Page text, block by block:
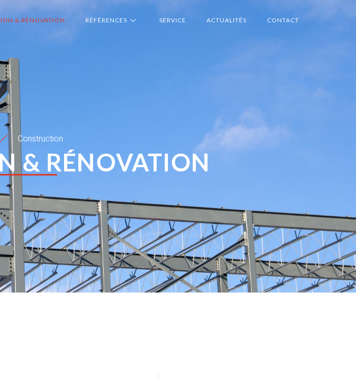
& RÉNOVATION RÉFÉRENCES SERVICE ACTUALITÉS CONTACT
Construction
& RÉNOVATION